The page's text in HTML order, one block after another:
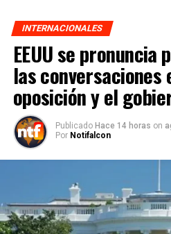
INTERNACIONALES
EEUU se pronuncia
las conversaciones
oposición y el
Publicado Hace 14 horas on
Por Notifalcon